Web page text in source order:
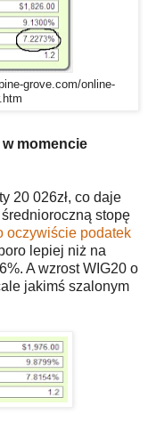
grove.com/online-
momencie
20 026zł, co daje
stopę
oczywiście podatek
lepiej niż na
A wzrost WIG20 o
jakimś szalonym